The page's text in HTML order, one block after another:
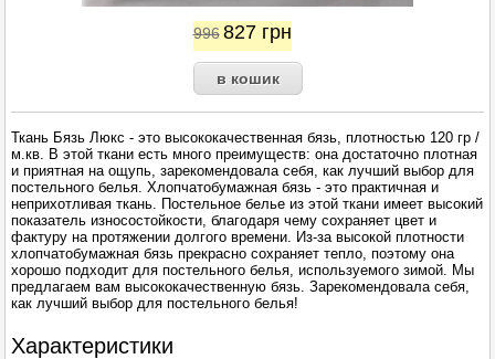
996 827 грн
Ткань Бязь Люкс - это высококачественная бязь, плотностью 120 гр /
м.кв. В этой ткани есть много преимуществ: она достаточно плотная
и приятная на ощупь, зарекомендовала себя, как лучший выбор для
постельного белья. Хлопчатобумажная бязь - это практичная и
неприхотливая ткань. Постельное белье из этой ткани имеет высокий
показатель износостойкости, благодаря чему сохраняет цвет и
фактуру на протяжении долгого времени. Из-за высокой плотности
хлопчатобумажная бязь прекрасно сохраняет тепло, поэтому она
хорошо подходит для постельного белья, используемого зимой. Мы
предлагаем вам высококачественную бязь. Зарекомендовала себя,
как лучший выбор для постельного белья!
Характеристики